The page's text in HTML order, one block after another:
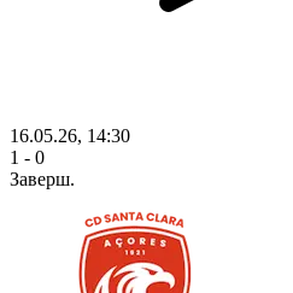
16.05.26, 14:30
1 - 0
Заверш.